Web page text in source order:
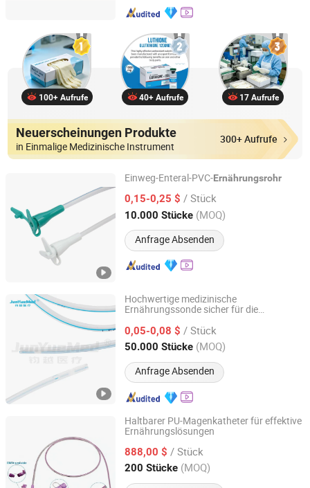
100+ Aufrufe 40+ Aufrufe 17 Aufrufe
Neuerscheinungen Produkte
in Einmalige Medizinische Instrument
300+ Aufrufe
Einweg-Enteral-PVC-Ernährungsrohr
0,15-0,25 $ / Stück
10.000 Stücke (MOQ)
Anfrage Absenden
Suzhou Acmed Import & Export Co., Ltd.
Jiangsu, China Seit 2014
Hochwertige medizinische
Ernährungssonde sicher für die
0,05-0,08 $ / Stück
50.000 Stücke (MOQ)
Anfrage Absenden
Jiangsu Junyue Medical Science and Technology Co., Ltd.
Jiangsu, China Seit 2024
Haltbarer PU-Magenkatheter für effektive
Ernährungslösungen
888,00 $ / Stück
200 Stücke (MOQ)
Xinjiang Likang Xiangyun Biotechnology Co.,Ltd.
Xinjiang, China Seit 2024